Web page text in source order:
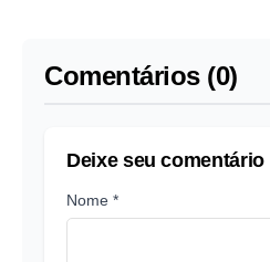
Comentários (0)
Deixe seu comentário
Nome *